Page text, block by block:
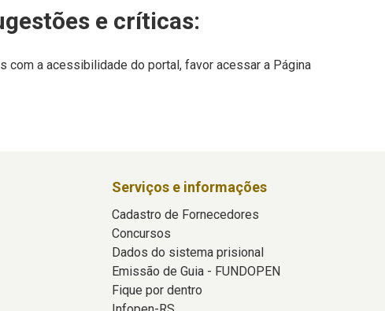
e críticas:
com a acessibilidade do portal, favor acessar a Página
Serviços e informações
Cadastro de Fornecedores
Concursos
Dados do sistema prisional
Emissão de Guia - FUNDOPEN
Fique por dentro